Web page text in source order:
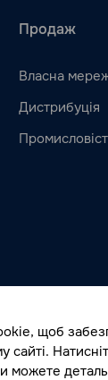
Продаж
Власна
Дистрибуція
щоб
сайті.
можете